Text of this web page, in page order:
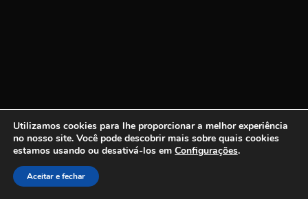
Utilizamos cookies para lhe proporcionar a melhor experiência
no nosso site. Você pode descobrir mais sobre quais cookies
estamos usando ou desativá-los em Configurações.
Aceitar e fechar